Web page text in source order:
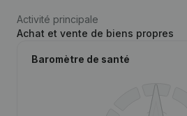
Activité principale
Achat et vente de biens propres
Baromètre de santé